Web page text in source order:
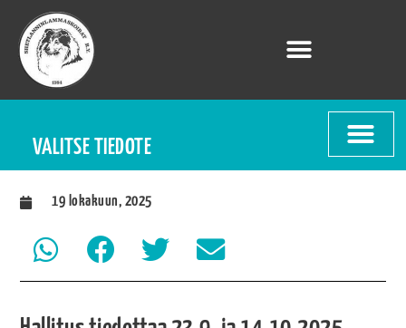
19 lokakuun, 2025
VALITSE TIEDOTE